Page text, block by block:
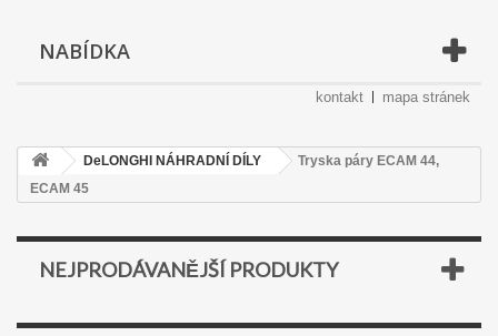
NABÍDKA
kontakt mapa stránek
DeLONGHI NÁHRADNÍ DÍLY
Tryska páry ECAM 44,
ECAM 45
NEJPRODÁVANĚJŠÍ PRODUKTY